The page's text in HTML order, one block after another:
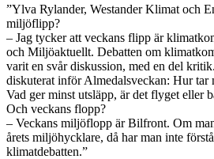
”Ylva Rylander, Westander Klimat och
miljöflipp?
– Jag tycker att veckans flipp är
och Miljöaktuellt. Debatten om
varit en svår diskussion, med en del
diskuterat inför Almedalsveckan: Hur tar
Vad ger minst utsläpp, är det flyget eller
Och veckans flopp?
– Veckans miljöflopp är Bilfront. Om
årets miljöhycklare, då har man inte
klimatdebatten.”